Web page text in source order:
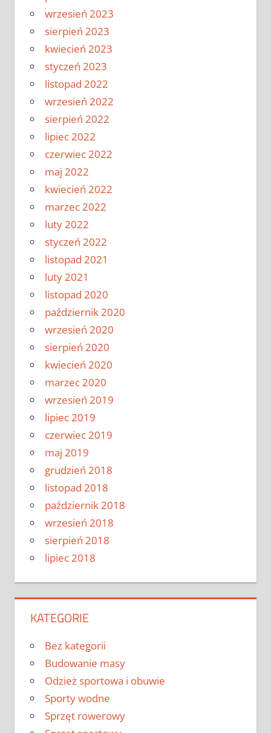
wrzesień 2023
sierpień 2023
kwiecień 2023
styczeń 2023
listopad 2022
wrzesień 2022
sierpień 2022
lipiec 2022
czerwiec 2022
maj 2022
kwiecień 2022
marzec 2022
luty 2022
styczeń 2022
listopad 2021
luty 2021
listopad 2020
październik 2020
wrzesień 2020
sierpień 2020
kwiecień 2020
marzec 2020
wrzesień 2019
lipiec 2019
czerwiec 2019
maj 2019
grudzień 2018
listopad 2018
październik 2018
wrzesień 2018
sierpień 2018
lipiec 2018
KATEGORIE
Bez kategorii
Budowanie masy
Odzież sportowa i obuwie
Sporty wodne
Sprzęt rowerowy